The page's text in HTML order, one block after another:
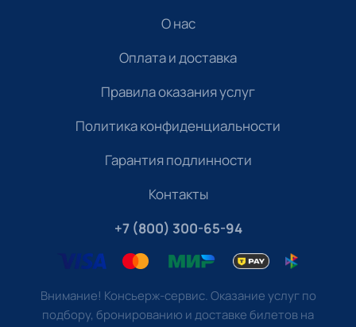
О нас
Оплата и доставка
Правила оказания услуг
Политика конфиденциальности
Гарантия подлинности
Контакты
+7 (800) 300-65-94
Внимание! Консьерж-сервис. Оказание услуг по
подбору, бронированию и доставке билетов на